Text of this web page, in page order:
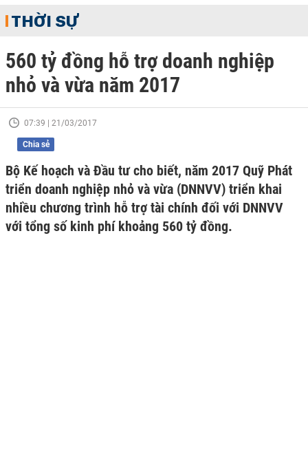
THỜI SỰ
560 tỷ đồng hỗ trợ doanh nghiệp
nhỏ và vừa năm 2017
07:39 | 21/03/2017
Chia sẻ
Bộ Kế hoạch và Đầu tư cho biết, năm 2017 Quỹ Phát
triển doanh nghiệp nhỏ và vừa (DNNVV) triển khai
nhiều chương trình hỗ trợ tài chính đối với DNNVV
với tổng số kinh phí khoảng 560 tỷ đồng.